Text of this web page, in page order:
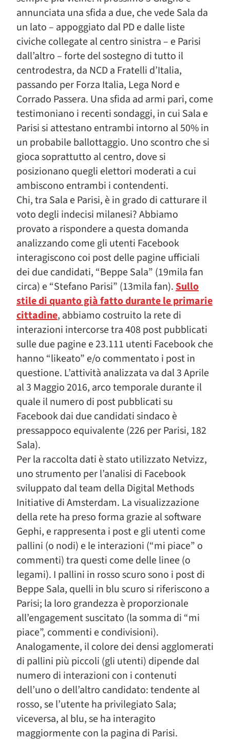
annunciata una sfida a due, che vede Sala da
un lato – appoggiato dal PD e dalle liste
civiche collegate al centro sinistra – e Parisi
dall’altro – forte del sostegno di tutto il
centrodestra, da NCD a Fratelli d’Italia,
passando per Forza Italia, Lega Nord e
Corrado Passera. Una sfida ad armi pari, come
testimoniano i recenti sondaggi, in cui Sala e
Parisi si attestano entrambi intorno al 50% in
un probabile ballottaggio. Uno scontro che si
gioca soprattutto al centro, dove si
posizionano quegli elettori moderati a cui
ambiscono entrambi i contendenti.
Chi, tra Sala e Parisi, è in grado di catturare il
voto degli indecisi milanesi? Abbiamo
provato a rispondere a questa domanda
analizzando come gli utenti Facebook
interagiscono coi post delle pagine ufficiali
dei due candidati, “Beppe Sala” (19mila fan
circa) e “Stefano Parisi” (13mila fan).Sullo
stile di quanto già fatto durante le primarie
cittadine, abbiamo costruito la rete di
interazioni intercorse tra 408 post pubblicati
sulle due pagine e 23.111 utenti Facebook che
hanno “likeato” e/o commentato i post in
questione. L’attività analizzata va dal 3 Aprile
al 3 Maggio 2016, arco temporale durante il
quale il numero di post pubblicati su
Facebook dai due candidati sindaco è
pressappoco equivalente (226 per Parisi, 182
Sala).
Per la raccolta dati è stato utilizzato Netvizz,
uno strumento per l’analisi di Facebook
sviluppato dal team della Digital Methods
Initiative di Amsterdam. La visualizzazione
della rete ha preso forma grazie al software
Gephi, e rappresenta i post e gli utenti come
pallini (o nodi) e le interazioni (“mi piace” o
commenti) tra questi come delle linee (o
legami). I pallini in rosso scuro sono i post di
Beppe Sala, quelli in blu scuro si riferiscono a
Parisi; la loro grandezza è proporzionale
all’engagement suscitato (la somma di “mi
piace”, commenti e condivisioni).
Analogamente, il colore dei densi agglomerati
di pallini più piccoli (gli utenti) dipende dal
numero di interazioni con i contenuti
dell’uno o dell’altro candidato: tendente al
rosso, se l’utente ha privilegiato Sala;
viceversa, al blu, se ha interagito
maggiormente con la pagina di Parisi.